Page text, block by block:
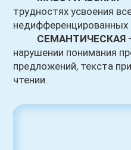
трудностях усвоения
недифференцированных
СЕМАНТИЧЕСКАЯ
нарушении понимания
предложений, текста
чтении.